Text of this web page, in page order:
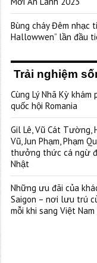
Bùng cháy Đêm nhạc
Hallowwen” lần đầu
Trải nghiệm
Cùng Lý Nhã Kỳ
quốc hội Romania
Gil Lê, Vũ Cát Tường,
Vũ, Jun Phạm, Phạm
thưởng thức cá ngừ
Nhật
Những ưu đãi của
Saigon – nơi lưu trú
mỗi khi sang Việt